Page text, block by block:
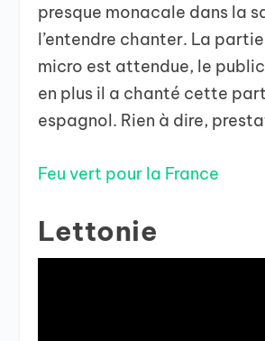
presque monacale dans la
l’entendre chanter. La
micro est attendue, le
en plus il a chanté cette
espagnol. Rien à dire,
Feu vert pour la France
Lettonie